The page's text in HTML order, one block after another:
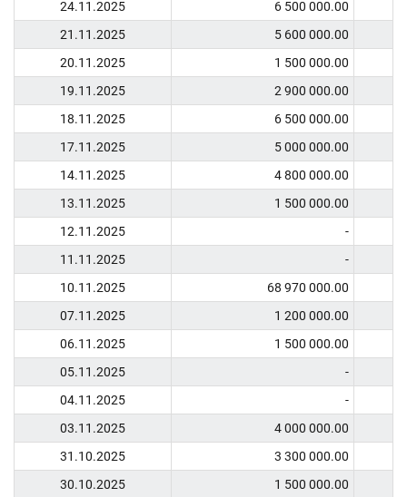
24.11.2025
6 500 000.00
21.11.2025
5 600 000.00
20.11.2025
1 500 000.00
19.11.2025
2 900 000.00
18.11.2025
6 500 000.00
17.11.2025
5 000 000.00
14.11.2025
4 800 000.00
13.11.2025
1 500 000.00
12.11.2025
-
11.11.2025
-
10.11.2025
68 970 000.00
07.11.2025
1 200 000.00
06.11.2025
1 500 000.00
05.11.2025
-
04.11.2025
-
03.11.2025
4 000 000.00
31.10.2025
3 300 000.00
30.10.2025
1 500 000.00